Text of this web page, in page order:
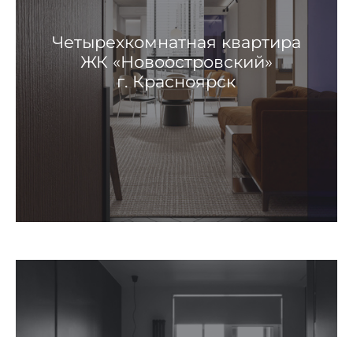
Четырехкомнатная квартира
ЖК «Новоостровский»
г. Красноярск